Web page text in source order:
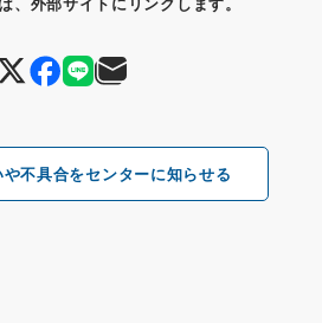
不具合をセンターに知らせる